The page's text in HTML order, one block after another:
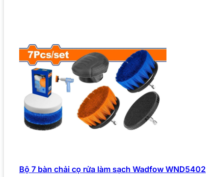
Bộ 7 bàn chải cọ rửa làm sạch Wadfow WND5402